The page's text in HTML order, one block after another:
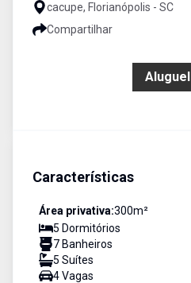
cacupe, Florianópolis - SC
Compartilhar
Aluguel
Características
Área privativa:300m²
5 Dormitórios
7 Banheiros
5 Suítes
4Vagas